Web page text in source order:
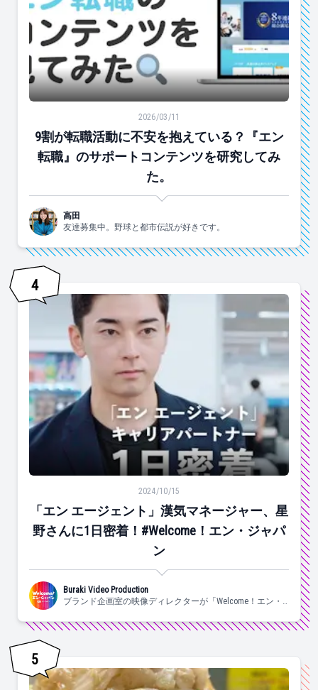
9割が転職活動に不安を抱えている？『エン転職』のサ
2026/03/11
9割が転職活動に不安を抱えている？『エン
転職』のサポートコンテンツを研究してみ
た。
高田
友達募集中。野球と都市伝説が好きです。
4
「エン エージェント」漢気マネージャー、星野さんに1
2024/10/15
「エン エージェント」漢気マネージャー、星
野さんに1日密着！#Welcome！エン・ジャパ
ン
Buraki Video Production
ブランド企画室の映像ディレクターが「Welcome！エン・
等の動画をご紹介します！
5